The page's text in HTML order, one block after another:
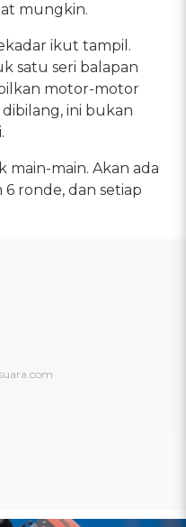
mungkin.
ikut tampil.
satu seri balapan
motor-motor
ini bukan
main-main. Akan ada
ronde, dan setiap